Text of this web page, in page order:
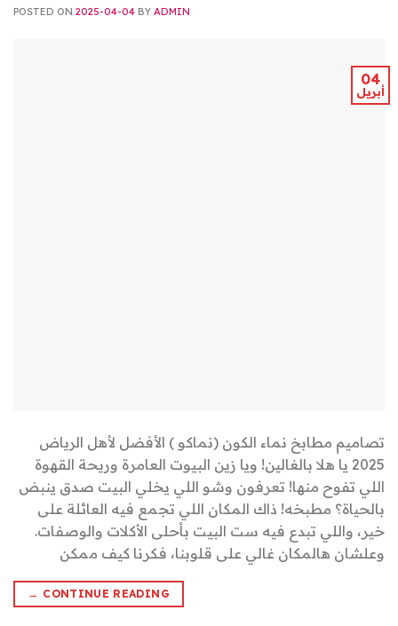
POSTED ON 2025-04-04 BY ADMIN
04
أبريل
تصاميم مطابخ نماء الكون (نماكو ) الأفضل لأهل الرياض
2025 يا هلا بالغالين! ويا زين البيوت العامرة وريحة القهوة
اللي تفوح منها! تعرفون وشو اللي يخلي البيت صدق ينبض
بالحياة؟ مطبخه! ذاك المكان اللي تجمع فيه العائلة على
خير، واللي تبدع فيه ست البيت بأحلى الأكلات والوصفات.
وعلشان هالمكان غالي على قلوبنا، فكرنا كيف ممكن
CONTINUE READING
→